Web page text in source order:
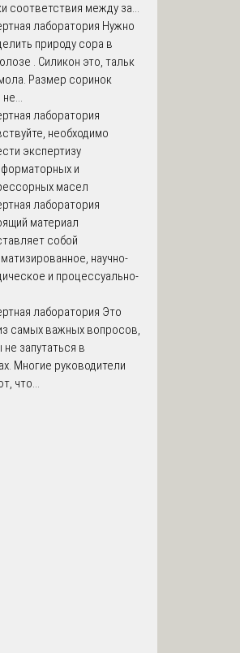
соответствия между за...
лаборатория Нужно
природу сора в
. Силикон это, тальк
Размер соринок
лаборатория
необходимо
экспертизу
и
масел
лаборатория
материал
собой
научно-
и процессуально-
лаборатория Это
самых важных вопросов,
не запутаться в
Многие руководители
что...